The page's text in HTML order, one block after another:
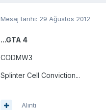
Mesaj tarihi: 29 Ağustos 2012
...GTA 4
CODMW3
Splinter Cell Conviction...
Alıntı